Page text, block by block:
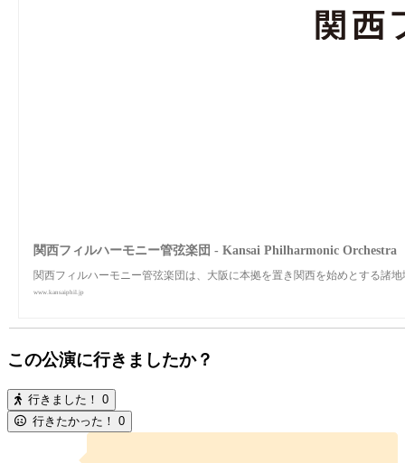
関西フィルハーモニー管弦楽団 - Kansai Philharmonic Orchestra
関西フィルハーモニー管弦楽団は、大阪に本拠を置き関西を始めとする諸
www.kansaiphil.jp
この公演に行きましたか？
行きました！ 0
行きたかった！ 0